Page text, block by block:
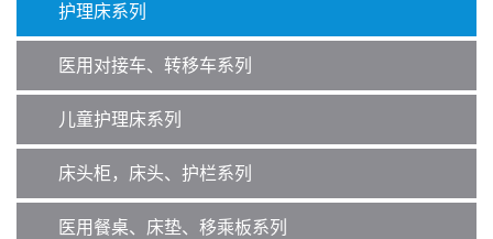
护理床系列
医用对接车、转移车系列
儿童护理床系列
床头柜，床头、护栏系列
医用餐桌、床垫、移乘板系列